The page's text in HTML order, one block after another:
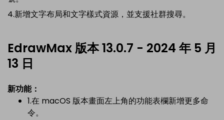
4.新增文字布局和文字樣式資源，並支援社群搜尋。
EdrawMax 版本 13.0.7 - 2024 年 5 月
13 日
新功能：
1.在 macOS 版本畫面左上角的功能表欄新增更多命
令。